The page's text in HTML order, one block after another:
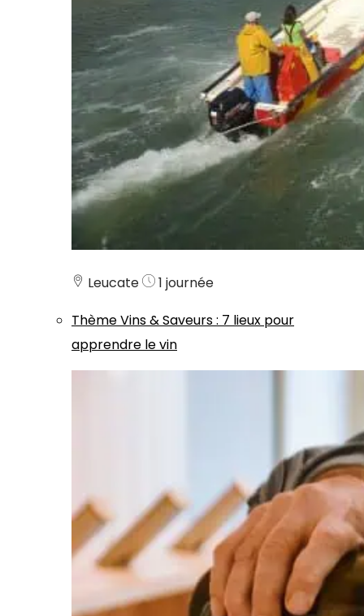
Leucate
1 journée
ThèmeVins & Saveurs: 7 lieux pour
apprendre le vin